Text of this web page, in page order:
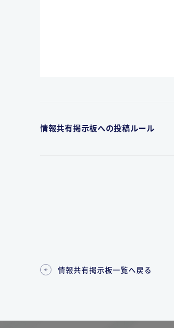
情報共有掲示板への投稿ルール
情報共有掲示板一覧へ戻る